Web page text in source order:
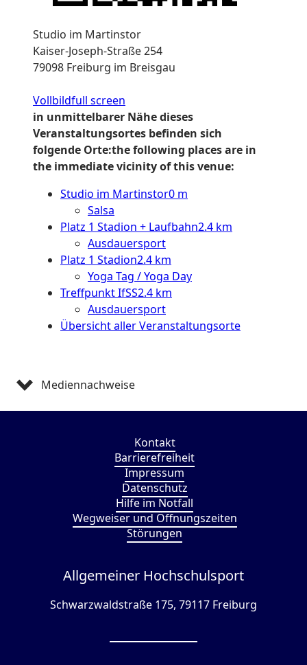
Studio im Martinstor
Kaiser-Joseph-Straße 254
79098 Freiburg im Breisgau
Vollbildfull screen
in unmittelbarer Nähe dieses
Veranstaltungsortes befinden sich
folgende Orte:the following places are in
the immediate vicinity of this venue:
Studio im Martinstor0 m
Salsa
Platz 1 Stadion + Laufbahn2.4 km
Ausdauersport
Platz 1 Stadion2.4 km
Yoga Tag / Yoga Day
Treffpunkt IfSS2.4 km
Ausdauersport
Übersicht aller Veranstaltungsorte
Mediennachweise
Kontakt
Barrierefreiheit
Impressum
Datenschutz
Hilfe im Notfall
Wegweiser und Öffnungszeiten
Störungen
Allgemeiner Hochschulsport
Schwarzwaldstraße 175, 79117 Freiburg